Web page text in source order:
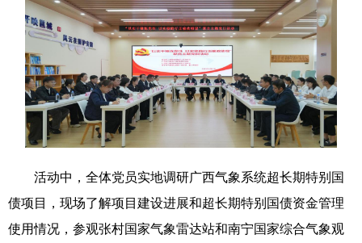
科技 科普 体育 文化
健康 军事 访谈 视频
图片 中央文件 金融 汽车
食品 人居 信息化 乡村振兴
会展 彩票 娱乐 时尚
悦读 公益 书画 一带一路
活动中，全体党员实地调研广西气象系统超长期特别国
债项目，现场了解项目建设进展和超长期特别国债资金管理
使用情况，参观张村国家气象雷达站和南宁国家综合气象观